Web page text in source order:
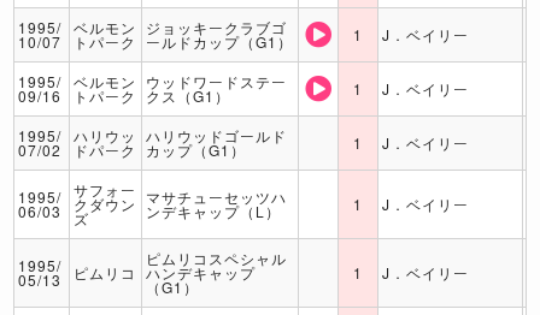
1995/
10/07
ベルモン
トパーク
ジョッキークラブゴ
ールドカップ（G1） 1 J．ベイリー
1995/
09/16
ベルモン
トパーク
ウッドワードステー
クス（G1） 1 J．ベイリー
1995/
07/02
ハリウッ
ドパーク
ハリウッドゴールド
カップ（G1） 1 J．ベイリー
1995/
06/03
サフォー
クダウン
ズ
マサチューセッツハ
ンデキャップ（L） 1 J．ベイリー
1995/
05/13 ピムリコ
ピムリコスペシャル
ハンデキャップ
（G1）
1 J．ベイリー